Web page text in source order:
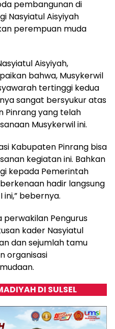
pembangunan di
Nasyiatul Aisyiyah
perempuan muda
Aisyiyah,
bahwa, Musykerwil
tertinggi kedua
sangat bersyukur atas
Pinrang yang telah
Musykerwil ini.
Kabupaten Pinrang bisa
kegiatan ini. Bahkan
kepada Pemerintah
hadir langsung
bebernya.
perwakilan Pengurus
kader Nasyiatul
dan sejumlah tamu
organisasi
DI SULSEL